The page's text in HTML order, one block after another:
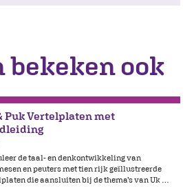
bekeken ook
Puk Vertelplaten met
de taal- en denkontwikkeling van
en peuters met tien rijk geïllustreerde
die aansluiten bij de thema’s van Uk &